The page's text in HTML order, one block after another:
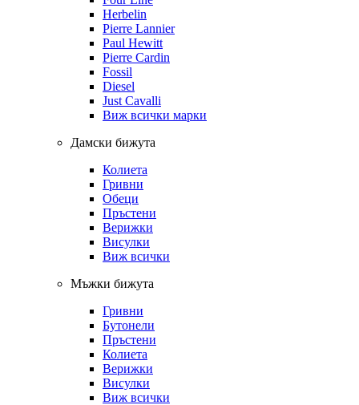
Herbelin
Pierre Lannier
Paul Hewitt
Pierre Cardin
Fossil
Diesel
Just Cavalli
Виж всички марки
Дамски бижута
Колиета
Гривни
Обеци
Пръстени
Верижки
Висулки
Виж всички
Мъжки бижута
Гривни
Бутонели
Пръстени
Колиета
Верижки
Висулки
Виж всички